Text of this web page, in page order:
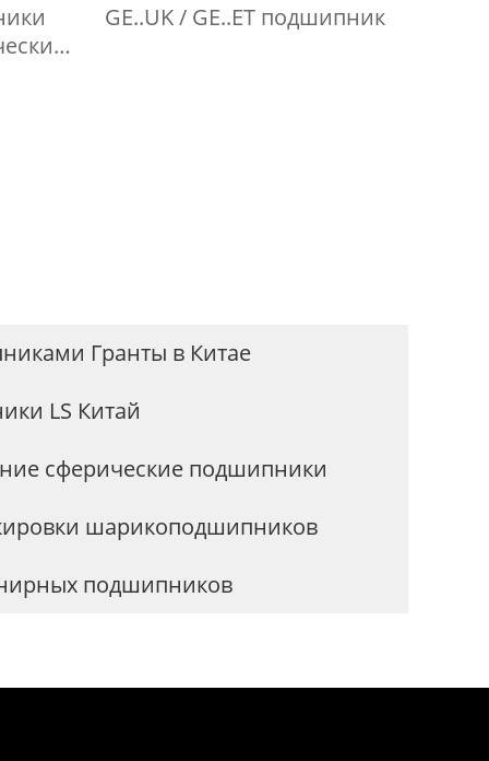
GE..UK / GE..ET подшипник
Гранты в Китае
LS Китай
сферические подшипники
шарикоподшипников
подшипников